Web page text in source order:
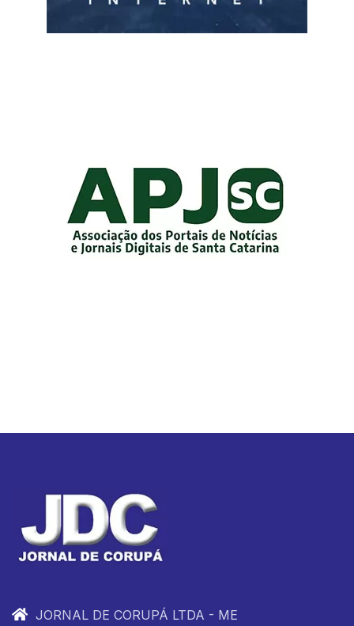
JORNAL DE CORUPÁ LTDA - ME